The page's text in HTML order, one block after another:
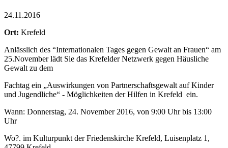
24.11.2016
Ort: Krefeld
Anlässlich des “Internationalen Tages gegen Gewalt an Frauen“ am
25.November lädt Sie das Krefelder Netzwerk gegen Häusliche
Gewalt zu dem
Fachtag ein „Auswirkungen von Partnerschaftsgewalt auf Kinder
und Jugendliche“ - Möglichkeiten der Hilfen in Krefeld ein.
Wann: Donnerstag, 24. November 2016, von 9:00 Uhr bis 13:00
Uhr
Wo?. im Kulturpunkt der Friedenskirche Krefeld, Luisenplatz 1,